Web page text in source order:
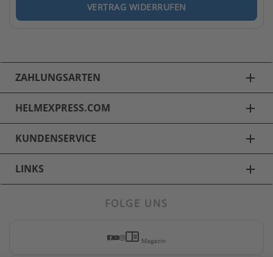
VERTRAG WIDERRUFEN
ZAHLUNGSARTEN add
HELMEXPRESS.COM add
KUNDENSERVICE add
LINKS add
Motorradbekleidung
FOLGE UNS
chrome_reader_mode Magazin